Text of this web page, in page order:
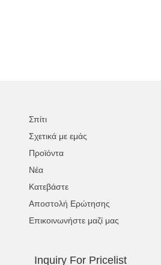
Σπίτι
Σχετικά με εμάς
Προϊόντα
Νέα
Κατεβάστε
Αποστολή Ερώτησης
Επικοινωνήστε μαζί μας
Inquiry For Pricelist